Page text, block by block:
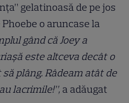
gelatinoasă de pe jos
o aruncase la
gând că Joey a
este altceva decât o
plâng. Râdeam atât de
lacrimile!”, a adăugat